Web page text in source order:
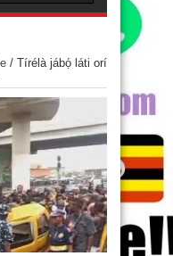
/ Tírélà jábọ́ láti orí